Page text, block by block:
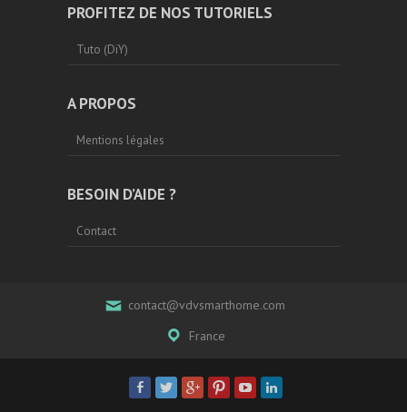
PROFITEZ DE NOS TUTORIELS
Tuto (DiY)
A PROPOS
Mentions légales
BESOIN D’AIDE ?
Contact
contact@vdvsmarthome.com
France